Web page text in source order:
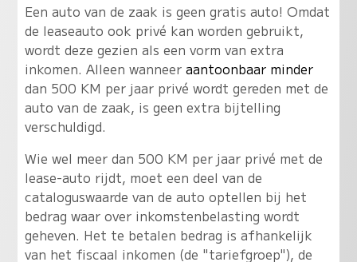
Een auto van de zaak is geen gratis auto! Omdat
de leaseauto ook privé kan worden gebruikt,
wordt deze gezien als een vorm van extra
inkomen. Alleen wanneer aantoonbaar minder
dan 500 KM per jaar privé wordt gereden met de
auto van de zaak, is geen extra bijtelling
verschuldigd.
Wie wel meer dan 500 KM per jaar privé met de
lease-auto rijdt, moet een deel van de
cataloguswaarde van de auto optellen bij het
bedrag waar over inkomstenbelasting wordt
geheven. Het te betalen bedrag is afhankelijk
van het fiscaal inkomen (de "tariefgroep"), de